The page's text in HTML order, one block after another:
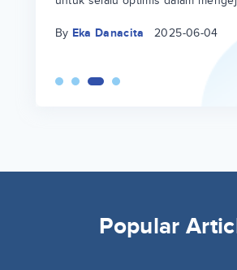
By Eka Danacita 2025-06-04
Popular